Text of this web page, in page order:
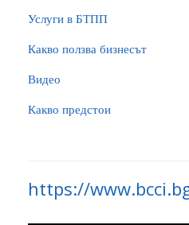
Услуги в БТПП
Какво ползва бизнесът
Видео
Какво предстои
https://